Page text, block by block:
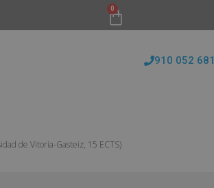
0
910 052 681
de Vitoria-Gasteiz, 15 ECTS)